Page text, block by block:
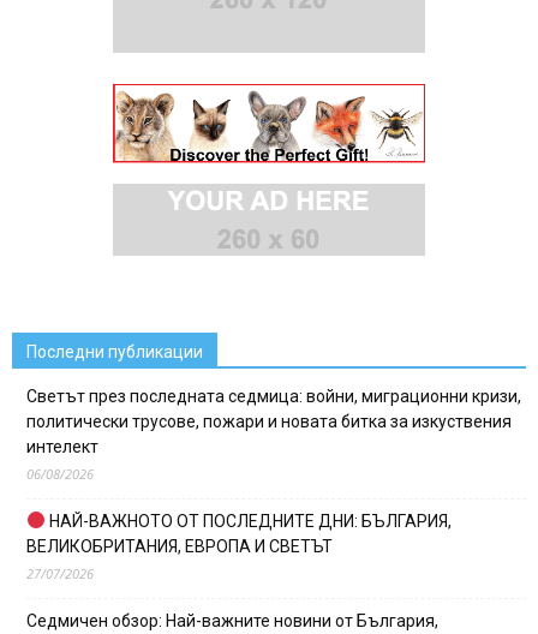
Последни публикации
Светът през последната седмица: войни, миграционни кризи,
политически трусове, пожари и новата битка за изкуствения
интелект
06/08/2026
НАЙ-ВАЖНОТО ОТ ПОСЛЕДНИТЕ ДНИ: БЪЛГАРИЯ,
ВЕЛИКОБРИТАНИЯ, ЕВРОПА И СВЕТЪТ
27/07/2026
Седмичен обзор: Най-важните новини от България,